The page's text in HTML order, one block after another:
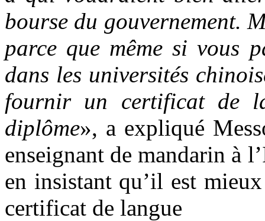
bourse du gouvernement.
parce que même si vous
dans les universités
fournir un certificat de
diplôme», a expliqué
enseignant de mandarin à
en insistant qu’il est
certificat de langue